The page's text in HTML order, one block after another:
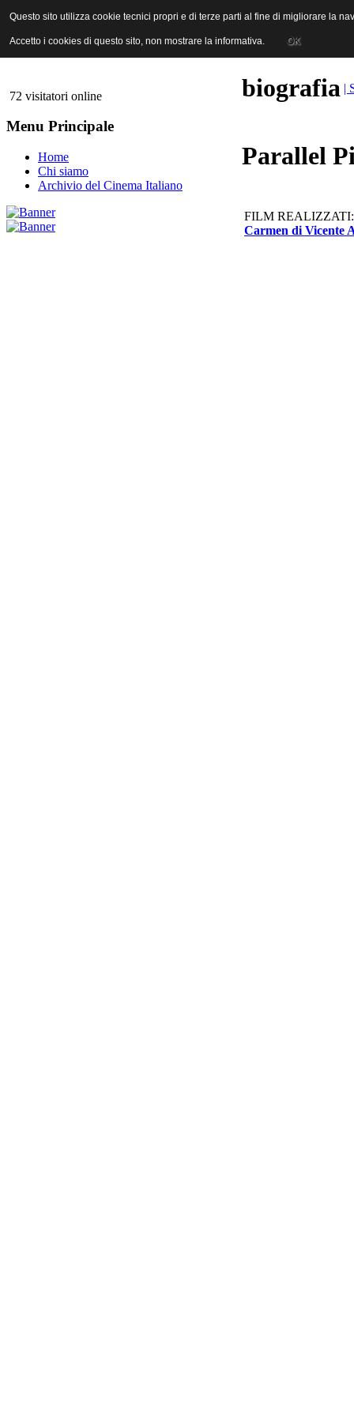
ANICA | Associazione Nazionale Industrie Cinematografiche
72 visitatori online
Menu Principale
Home
Chi siamo
Archivio del Cinema Italiano
biografia |
Parallel
FILM REALIZZATI:
Carmen di Vicente
Questo sito utilizza cookie tecnici propri e di terze parti al fine di migliorare la
Accetto i cookies di questo sito, non mostrare la informativa. OK
Questo sito utilizza cookie tecnici propri e di terze parti al fine di migliorare la
Accetto i cookies di questo sito, non mostrare la informativa. OK